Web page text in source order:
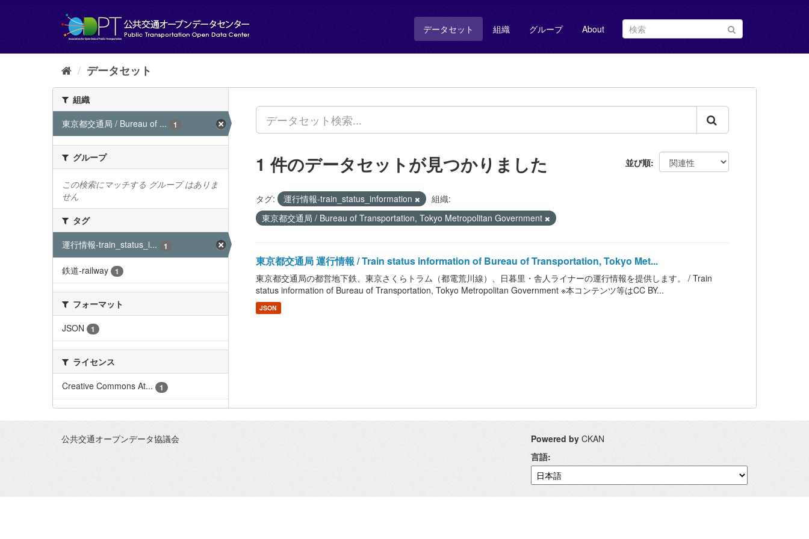
し
データセット 組織 グループ About
データセット
組織
東京都交通局 / Bureau of ...
1
グループ
この検索にマッチする グループ はありま
せん
タグ
運行情報-train_status_i...
1
鉄道-railway 1
フォーマット
JSON
1
ライセンス
Creative Commons At...
1
並び順
1 件のデータセットが見つかりました
タグ: 運行情報-train_status_information
組織:
東京都交通局 / Bureau of Transportation, Tokyo Metropolitan Government
東京都交通局 運行情報 / Train status information of Bureau of Transportation, Tokyo Met...
東京都交通局の都営地下鉄、東京さくらトラム（都電荒川線）、日暮里・舎人ライナーの運行情報を提供します。 / Train
status information of Bureau of Transportation, Tokyo Metropolitan Government ※本コンテンツ等はCC BY...
JSON
公共交通オープンデータ協議会 Powered by CKAN
言語